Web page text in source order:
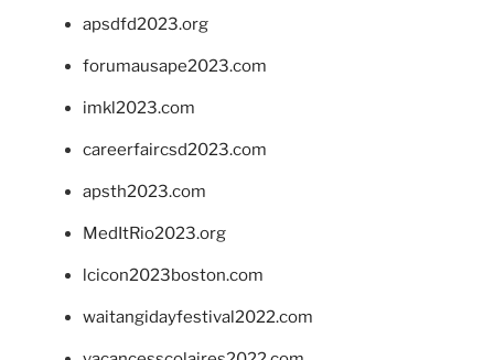
apsdfd2023.org
forumausape2023.com
imkl2023.com
careerfaircsd2023.com
apsth2023.com
MedItRio2023.org
lcicon2023boston.com
waitangidayfestival2022.com